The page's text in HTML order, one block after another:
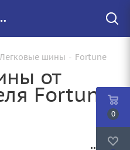
на резину Fortune для авто
Легковые шины - Fortune
от
Fortune
0